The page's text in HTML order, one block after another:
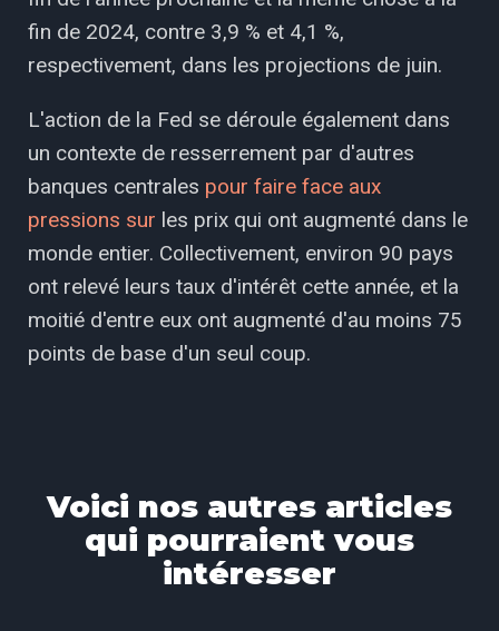
fin de 2024, contre 3,9 % et 4,1 %,
respectivement, dans les projections de juin.
L'action de la Fed se déroule également dans
un contexte de resserrement par d'autres
banques centrales pour faire face aux
pressions sur les prix qui ont augmenté dans le
monde entier. Collectivement, environ 90 pays
ont relevé leurs taux d'intérêt cette année, et la
moitié d'entre eux ont augmenté d'au moins 75
points de base d'un seul coup.
Voici nos autres articles
qui pourraient vous
intéresser